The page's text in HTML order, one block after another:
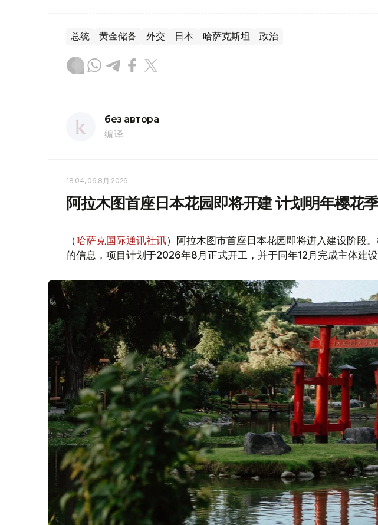
总统 黄金储备 外交 日本 哈萨克斯坦 政治
без автора
编译
18:04, 06 8月 2026
阿拉木图首座日本花园即将开建 计划明年樱花
（哈萨克国际通讯社讯）阿拉木图市首座日本花园即将进入建设阶段
的信息，项目计划于2026年8月正式开工，并于同年12月完成主体建设